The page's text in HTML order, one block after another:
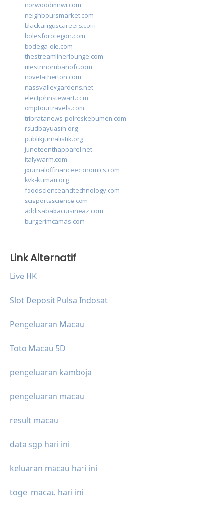
norwoodinnwi.com
neighboursmarket.com
blackanguscareers.com
bolesfororegon.com
bodega-ole.com
thestreamlinerlounge.com
mestrinorubanofc.com
novelatherton.com
nassvalleygardens.net
electjohnstewart.com
omptourtravels.com
tribratanews-polreskebumen.com
rsudbayuasih.org
publikjurnalistik.org
juneteenthapparel.net
italywarm.com
journaloffinanceeconomics.com
kvk-kumari.org
foodscienceandtechnology.com
scisportsscience.com
addisababacuisineaz.com
burgerimcamas.com
Link Alternatif
Live HK
Slot Deposit Pulsa Indosat
Pengeluaran Macau
Toto Macau 5D
pengeluaran kamboja
pengeluaran macau
result macau
data sgp hari ini
keluaran macau hari ini
togel macau hari ini